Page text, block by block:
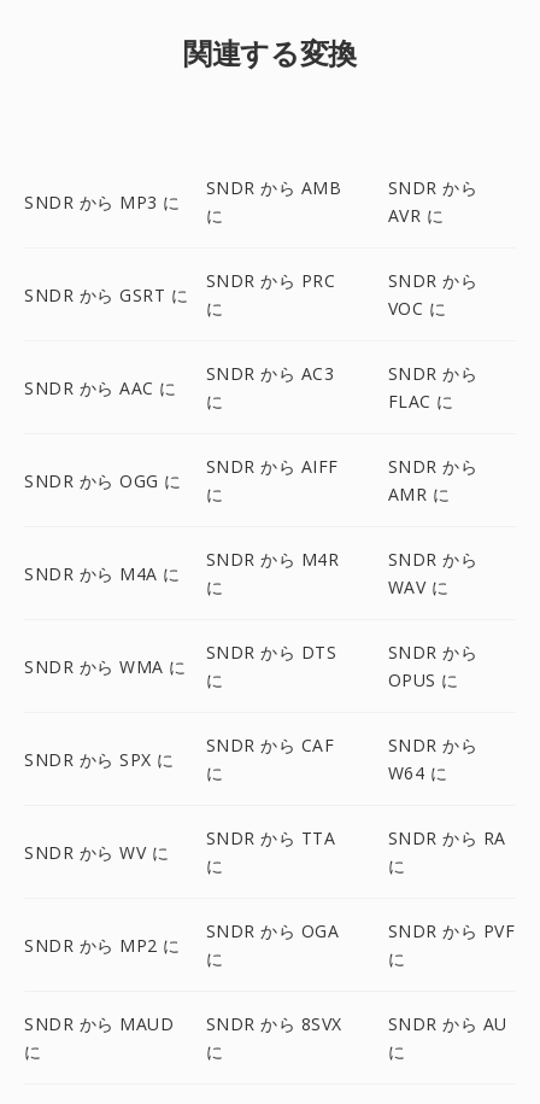
関連する変換
SNDR から MP3 に
SNDR から AMB
に
SNDR から
AVR に
SNDR から GSRT に
SNDR から PRC
に
SNDR から
VOC に
SNDR から AAC に
SNDR から AC3
に
SNDR から
FLAC に
SNDR から OGG に
SNDR から AIFF
に
SNDR から
AMR に
SNDR から M4A に
SNDR から M4R
に
SNDR から
WAV に
SNDR から WMA に
SNDR から DTS
に
SNDR から
OPUS に
SNDR から SPX に
SNDR から CAF
に
SNDR から
W64 に
SNDR から WV に
SNDR から TTA
に
SNDR から RA
に
SNDR から MP2 に
SNDR から OGA
に
SNDR から PVF
に
SNDR から MAUD
に
SNDR から 8SVX
に
SNDR から AU
に